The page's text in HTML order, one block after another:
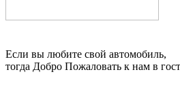
Если вы любите свой автомобиль,
тогда Добро Пожаловать к нам в